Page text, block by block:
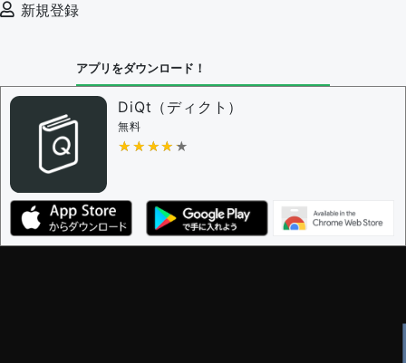
新規登録
アプリをダウンロード！
DiQt（ディクト）
無料
★★★★★
★★★★★